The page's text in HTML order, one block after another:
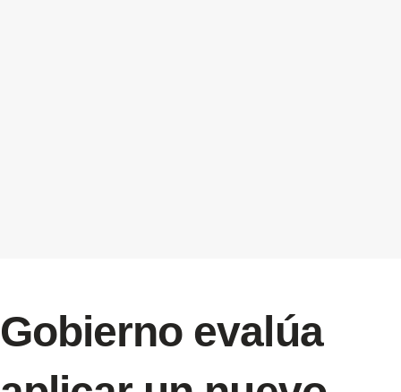
Gobierno evalúa